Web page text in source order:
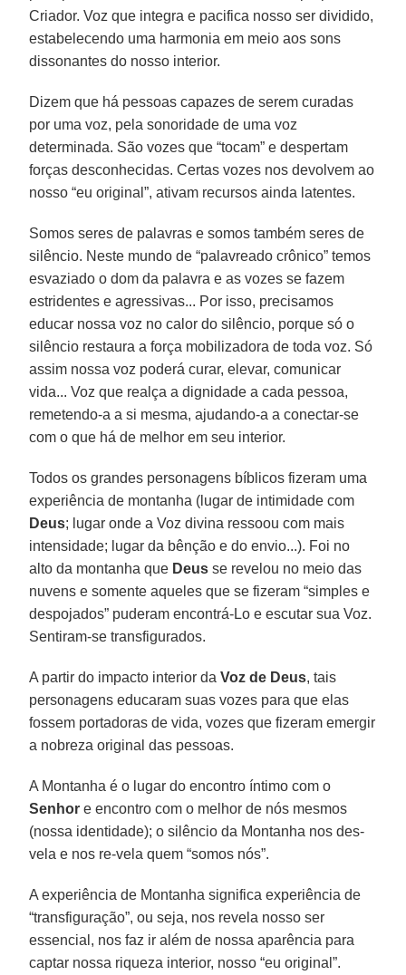
Criador. Voz que integra e pacifica nosso ser dividido,
estabelecendo uma harmonia em meio aos sons
dissonantes do nosso interior.
Dizem que há pessoas capazes de serem curadas
por uma voz, pela sonoridade de uma voz
determinada. São vozes que “tocam” e despertam
forças desconhecidas. Certas vozes nos devolvem ao
nosso “eu original”, ativam recursos ainda latentes.
Somos seres de palavras e somos também seres de
silêncio. Neste mundo de “palavreado crônico” temos
esvaziado o dom da palavra e as vozes se fazem
estridentes e agressivas... Por isso, precisamos
educar nossa voz no calor do silêncio, porque só o
silêncio restaura a força mobilizadora de toda voz. Só
assim nossa voz poderá curar, elevar, comunicar
vida... Voz que realça a dignidade a cada pessoa,
remetendo-a a si mesma, ajudando-a a conectar-se
com o que há de melhor em seu interior.
Todos os grandes personagens bíblicos fizeram uma
experiência de montanha (lugar de intimidade com
Deus; lugar onde a Voz divina ressoou com mais
intensidade; lugar da bênção e do envio...). Foi no
alto da montanha que Deus se revelou no meio das
nuvens e somente aqueles que se fizeram “simples e
despojados” puderam encontrá-Lo e escutar sua Voz.
Sentiram-se transfigurados.
A partir do impacto interior daVoz de Deus, tais
personagens educaram suas vozes para que elas
fossem portadoras de vida, vozes que fizeram emergir
a nobreza original das pessoas.
A Montanha é o lugar do encontro íntimo com o
Senhor e encontro com o melhor de nós mesmos
(nossa identidade); o silêncio da Montanha nos des-
vela e nos re-vela quem “somos nós”.
A experiência de Montanha significa experiência de
“transfiguração”, ou seja, nos revela nosso ser
essencial, nos faz ir além de nossa aparência para
captar nossa riqueza interior, nosso “eu original”.